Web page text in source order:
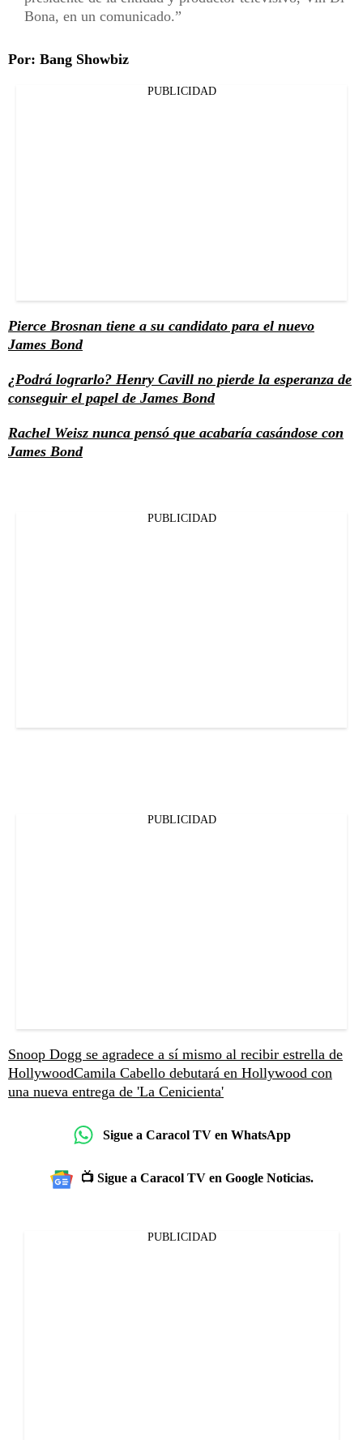
Bona, en un comunicado.
Por: Bang Showbiz
PUBLICIDAD
Pierce Brosnan tiene a su candidato para el nuevo
James Bond
¿Podrá lograrlo? Henry Cavill no pierde la esperanza de
conseguir el papel de James Bond
Rachel Weisz nunca pensó que acabaría casándose con
James Bond
PUBLICIDAD
PUBLICIDAD
Snoop Dogg se agradece a sí mismo al recibir estrella de
HollywoodCamila Cabello debutará en Hollywood con
una nueva entrega de 'La Cenicienta'
Sigue a Caracol TV en WhatsApp
📺 Sigue a Caracol TV en Google Noticias.
PUBLICIDAD